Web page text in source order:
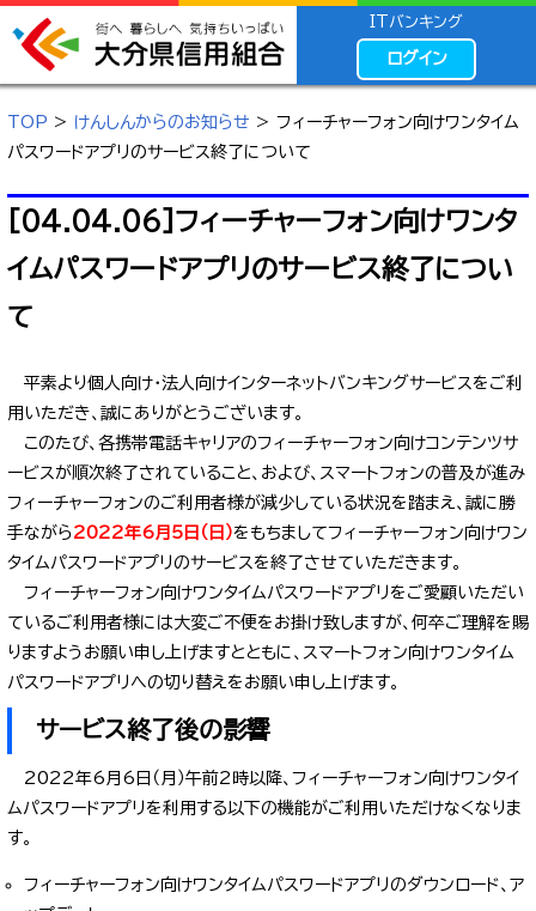
ITバンキング
ログイン
TOP > けんしんからのお知らせ > フィーチャーフォン向けワンタイム
パスワードアプリのサービス終了について
[04.04.06]フィーチャーフォン向けワンタ
イムパスワードアプリのサービス終了につい
て
平素より個人向け・法人向けインターネットバンキングサービスをご利
用いただき、誠にありがとうございます。
このたび、各携帯電話キャリアのフィーチャーフォン向けコンテンツサ
ービスが順次終了されていること、および、スマートフォンの普及が進み
フィーチャーフォンのご利用者様が減少している状況を踏まえ、誠に勝
手ながら2022年6月5日（日）をもちましてフィーチャーフォン向けワン
タイムパスワードアプリのサービスを終了させていただきます。
フィーチャーフォン向けワンタイムパスワードアプリをご愛顧いただい
ているご利用者様には大変ご不便をお掛け致しますが、何卒ご理解を賜
りますようお願い申し上げますとともに、スマートフォン向けワンタイム
パスワードアプリへの切り替えをお願い申し上げます。
サービス終了後の影響
2022年6月6日（月）午前2時以降、フィーチャーフォン向けワンタイ
ムパスワードアプリを利用する以下の機能がご利用いただけなくなりま
す。
フィーチャーフォン向けワンタイムパスワードアプリのダウンロード、ア